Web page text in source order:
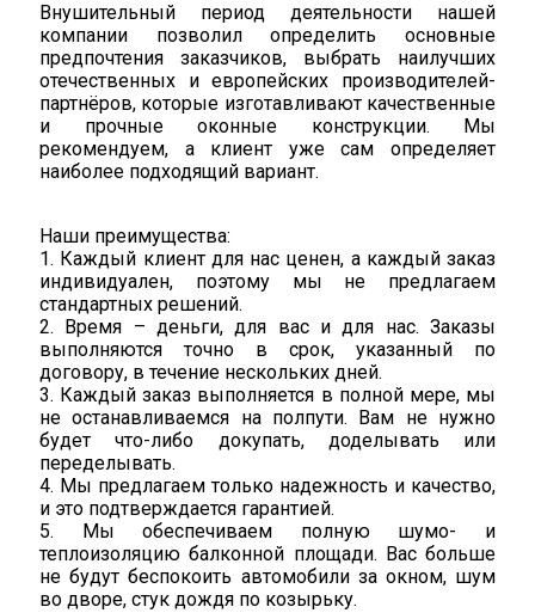
Внушительный период деятельности нашей
компании позволил определить основные
предпочтения заказчиков, выбрать наилучших
отечественных и европейских производителей-
партнёров, которые изготавливают качественные
и прочные оконные конструкции. Мы
рекомендуем, а клиент уже сам определяет
наиболее подходящий вариант.
Наши преимущества:
1. Каждый клиент для нас ценен, а каждый заказ
индивидуален, поэтому мы не предлагаем
стандартных решений.
2. Время – деньги, для вас и для нас. Заказы
выполняются точно в срок, указанный по
договору, в течение нескольких дней.
3. Каждый заказ выполняется в полной мере, мы
не останавливаемся на полпути. Вам не нужно
будет что-либо докупать, доделывать или
переделывать.
4. Мы предлагаем только надежность и качество,
и это подтверждается гарантией.
5. Мы обеспечиваем полную шумо- и
теплоизоляцию балконной площади. Вас больше
не будут беспокоить автомобили за окном, шум
во дворе, стук дождя по козырьку.